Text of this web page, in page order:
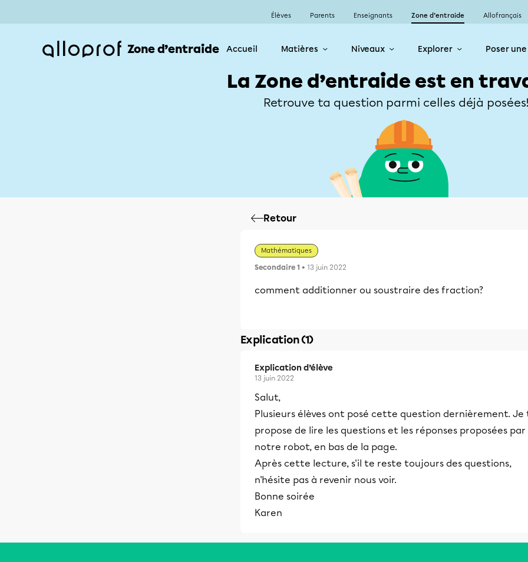
Élèves Parents Enseignants Zone d’entraide Allofrançais
Zone d’entraide Accueil Matières Niveaux Explorer Poser
La Zone d’entraide est en
Retrouve ta question parmi celles déjà
Retour
Mathématiques
Secondaire 1 • 13 juin 2022
comment additionner ou soustraire des fraction?
Explication (1)
Explication d’élève
13 juin 2022
Salut,
Plusieurs élèves ont posé cette question dernièrement. Je
propose de lire les questions et les réponses proposées par
notre robot, en bas de la page.
Après cette lecture, s'il te reste toujours des questions,
n'hésite pas à revenir nous voir.
Bonne soirée
Karen